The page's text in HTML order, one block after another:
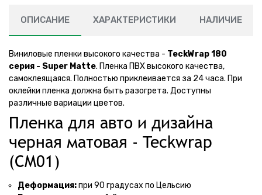
ОПИСАНИЕ ХАРАКТЕРИСТИКИ НАЛИЧИЕ
Виниловые пленки высокого качества - TeckWrap 180
серия - Super Matte. Пленка ПВХ высокого качества,
самоклеящаяся. Полностью приклеивается за 24 часа. При
оклейки пленка должна быть разогрета. Доступны
различные вариации цветов.
Пленка для авто и дизайна
черная матовая - Teckwrap
(CM01)
Деформация:при 90 градусах по Цельсию